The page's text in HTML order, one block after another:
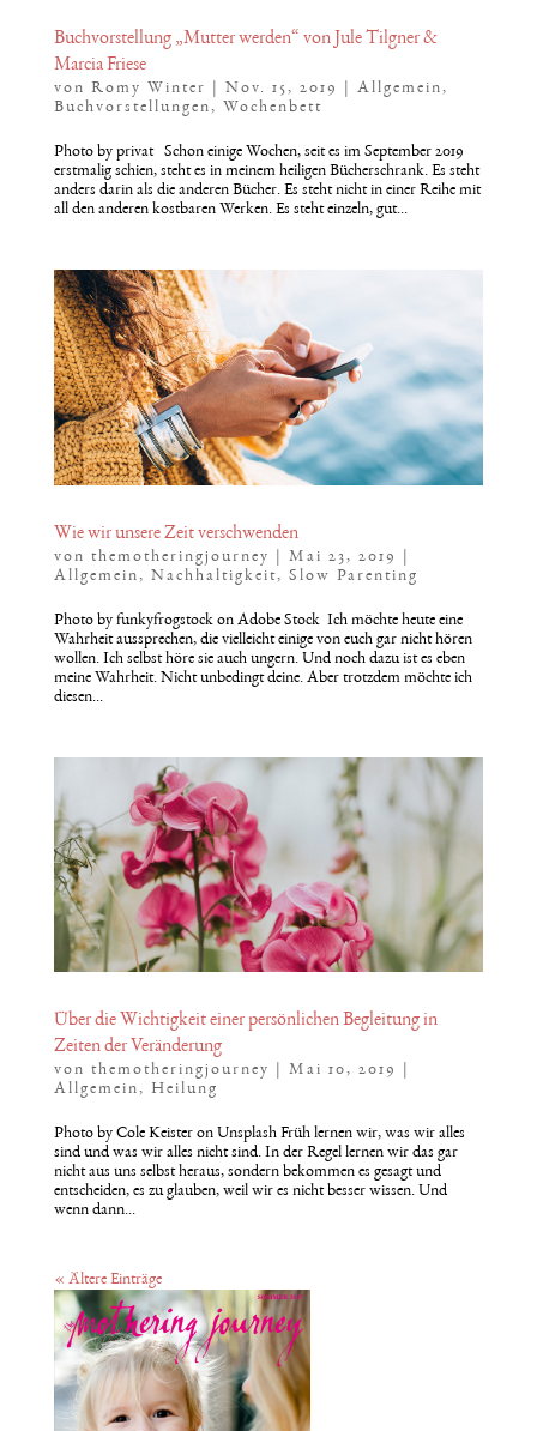
Buchvorstellung „Mutter werden“ von Jule Tilgner &
Marcia Friese
von Romy Winter Nov. 15, 2019 Allgemein,
Buchvorstellungen, Wochenbett
Photo by privat Schon einige Wochen, seit es im September 2019
erstmalig schien, steht es in meinem heiligen Bücherschrank. Es steht
anders darin als die anderen Bücher. Es steht nicht in einer Reihe mit
all den anderen kostbaren Werken. Es steht einzeln, gut...
Wie wir unsere Zeit verschwenden
von themotheringjourney Mai 23, 2019
Allgemein, Nachhaltigkeit, Slow Parenting
Photo by funkyfrogstock on Adobe Stock Ich möchte heute eine
Wahrheit aussprechen, die vielleicht einige von euch gar nicht hören
wollen. Ich selbst höre sie auch ungern. Und noch dazu ist es eben
meine Wahrheit. Nicht unbedingt deine. Aber trotzdem möchte ich
diesen...
Über die Wichtigkeit einer persönlichen Begleitung in
Zeiten der Veränderung
von themotheringjourney Mai 10, 2019
Allgemein, Heilung
Photo by Cole Keister on Unsplash Früh lernen wir, was wir alles
sind und was wir alles nicht sind. In der Regel lernen wir das gar
nicht aus uns selbst heraus, sondern bekommen es gesagt und
entscheiden, es zu glauben, weil wir es nicht besser wissen. Und
wenn dann...
« Ältere Einträge